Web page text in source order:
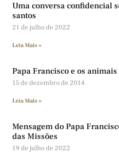
Uma conversa confidencial
santos
21 de julho de 2022
Leia Mais »
Papa Francisco e os animais
15 de dezembro de 2014
Leia Mais »
Mensagem do Papa
das Missões
19 de julho de 2022